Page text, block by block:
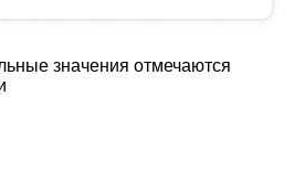
значения отмечаются